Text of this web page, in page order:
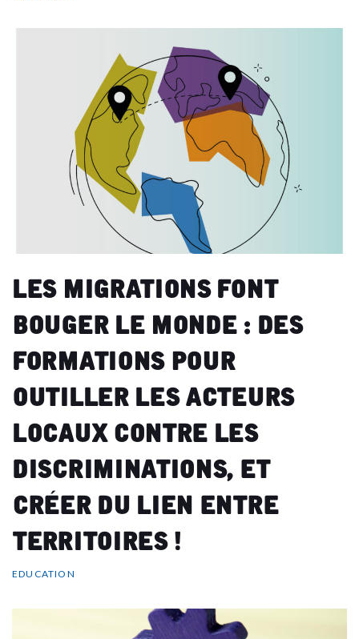
Les migrations font
bouger le monde : des
formations pour
outiller les acteurs
locaux contre les
discriminations, et
créer du lien entre
territoires !
EDUCATION